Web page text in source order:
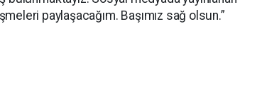
paylaşacağım. Başımız sağ olsun.”